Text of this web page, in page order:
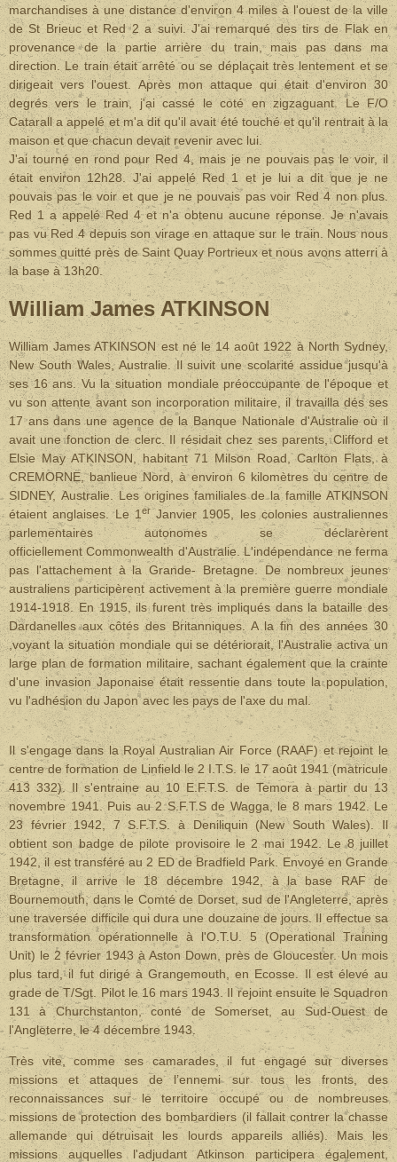
marchandises à une distance d'environ 4 miles à l'ouest de la ville
de St Brieuc et Red 2 a suivi. J'ai remarqué des tirs de Flak en
provenance de la partie arrière du train, mais pas dans ma
direction. Le train était arrêté ou se déplaçait très lentement et se
dirigeait vers l'ouest. Après mon attaque qui était d'environ 30
degrés vers le train, j'ai cassé le coté en zigzaguant. Le F/O
Catarall a appelé et m'a dit qu'il avait été touché et qu'il rentrait à la
maison et que chacun devait revenir avec lui.
J'ai tourné en rond pour Red 4, mais je ne pouvais pas le voir, il
était environ 12h28. J'ai appelé Red 1 et je lui a dit que je ne
pouvais pas le voir et que je ne pouvais pas voir Red 4 non plus.
Red 1 a appelé Red 4 et n'a obtenu aucune réponse. Je n'avais
pas vu Red 4 depuis son virage en attaque sur le train. Nous nous
sommes quitté près de Saint Quay Portrieux et nous avons atterri à
la base à 13h20.
William James ATKINSON
William James ATKINSON est né le 14 août 1922 à North Sydney,
New South Wales, Australie.Il suivit une scolarité assidue jusqu'à
ses 16 ans. Vu la situation mondiale préoccupante de l'époque et
vu son attente avant son incorporation militaire, il travailla dés ses
17 ans dans une agence de la Banque Nationale d'Australie où il
avait une fonction de clerc. Il résidait chez ses parents, Clifford et
Elsie May ATKINSON, habitant 71 Milson Road, Carlton Flats, à
CREMORNE, banlieue Nord, à environ 6 kilomètres du centre de
SIDNEY, Australie. Les origines familiales de la famille ATKINSON
étaient anglaises. Le 1 erJanvier 1905, les colonies australiennes
parlementaires autonomes se déclarèrent
officiellement Commonwealth d'Australie. L'indépendance ne ferma
pas l'attachement à la Grande- Bretagne. De nombreux jeunes
australiens participèrent activement à la première guerre mondiale
1914-1918. En 1915, ils furent très impliqués dans la bataille des
Dardanelles aux côtés des Britanniques. A la fin des années 30
,voyant la situation mondiale qui se détériorait, l'Australie activa un
large plan de formation militaire, sachant également que la crainte
d'une invasion Japonaise était ressentie dans toute la population,
vu l'adhésion du Japon avec les pays de l'axe du mal.
Il s'engage dans la Royal Australian Air Force (RAAF) et rejoint le
centre de formation de Linfield le 2 I.T.S. le 17 août 1941 (matricule
413 332). Il s'entraine au 10 E.F.T.S. de Temora à partir du 13
novembre 1941. Puis au 2 S.F.T.S de Wagga, le 8 mars 1942. Le
23 février 1942, 7 S.F.T.S. à Deniliquin (New South Wales). Il
obtient son badge de pilote provisoire le 2 mai 1942.Le 8 juillet
1942, il est transféré au 2 ED de Bradfield Park. Envoyé en Grande
Bretagne, il arrive le 18 décembre 1942, à la base RAF de
Bournemouth, dans le Comté de Dorset, sud de l'Angleterre, après
une traversée difficile qui dura une douzaine de jours. Il effectue sa
transformation opérationnelle à l'O.T.U. 5 (Operational Training
Unit) le 2 février 1943 à Aston Down, près de Gloucester. Un mois
plus tard, il fut dirigé à Grangemouth, en Ecosse. Il est élevé au
grade de T/Sgt. Pilot le 16 mars 1943.Il rejoint ensuite le Squadron
131 à Churchstanton, conté de Somerset, au Sud-Ouest de
l'Angleterre, le 4 décembre 1943.
Très vite, comme ses camarades, il fut engagé sur diverses
missions et attaques de l’ennemi sur tous les fronts, des
reconnaissances sur le territoire occupé ou de nombreuses
missions de protection des bombardiers (il fallait contrer la chasse
allemande qui détruisait les lourds appareils alliés). Mais les
missions auquelles l'adjudant Atkinson participera également,